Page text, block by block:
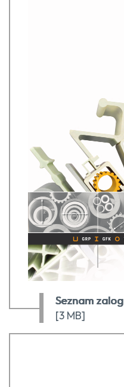
Seznam zalog
[3 MB]